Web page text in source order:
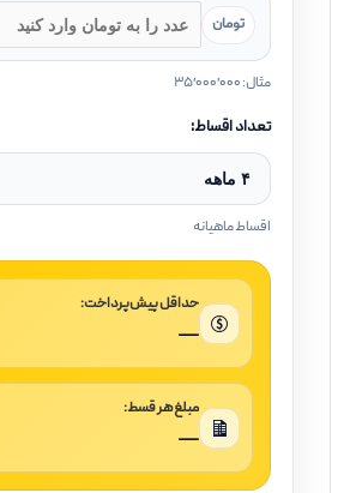
تعداد اقساط:
اقساط ماهیانه
حداقل پیش‌پرداخت:
—
مبلغ هر قسط:
—